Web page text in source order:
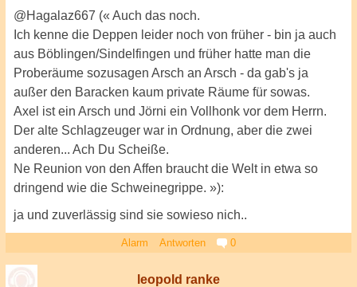
@Hagalaz667 (« Auch das noch.
Ich kenne die Deppen leider noch von früher - bin ja auch
aus Böblingen/Sindelfingen und früher hatte man die
Proberäume sozusagen Arsch an Arsch - da gab's ja
außer den Baracken kaum private Räume für sowas.
Axel ist ein Arsch und Jörni ein Vollhonk vor dem Herrn.
Der alte Schlagzeuger war in Ordnung, aber die zwei
anderen... Ach Du Scheiße.
Ne Reunion von den Affen braucht die Welt in etwa so
dringend wie die Schweinegrippe. »):
ja und zuverlässig sind sie sowieso nich..
Alarm Antworten 0
leopold ranke